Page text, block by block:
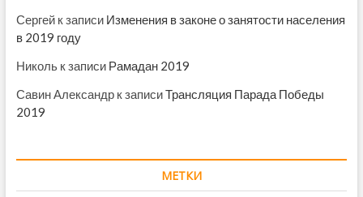
Сергейк записи Изменения в законе о занятости населения
в 2019 году
Никольк записи Рамадан 2019
Савин Александрк записиТрансляция Парада Победы
2019
МЕТКИ